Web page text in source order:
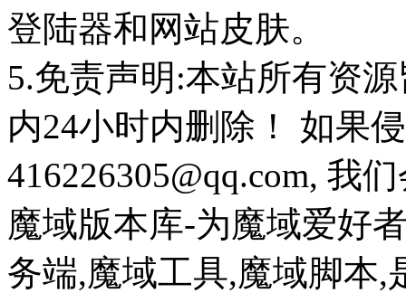
登陆器和网站皮肤。
5.免责声明:本站所有资
内24小时内删除！ 如果
416226305@qq.com, 我
魔域版本库-为魔域爱好
务端,魔域工具,魔域脚本